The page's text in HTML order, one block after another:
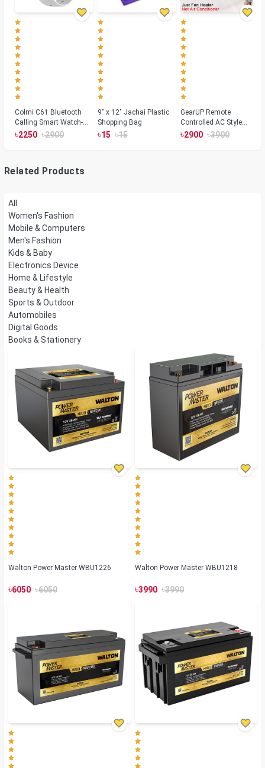
Colmi C61 Bluetooth
Calling Smart Watch-
Silver Color
৳2250 ৳2900
9" x 12" Jachai Plastic
Shopping Bag
৳15 ৳15
GearUP Remote
Controlled AC Style
Room Heater 1800
৳2900 ৳3900
Related Products
All
Women's Fashion
Mobile & Computers
Men's Fashion
Kids & Baby
Electronics Device
Home & Lifestyle
Beauty & Health
Sports & Outdoor
Automobiles
Digital Goods
Books & Stationery
Walton Power Master WBU1226
৳6050 ৳6050
Walton Power Master WBU1218
৳3990 ৳3990